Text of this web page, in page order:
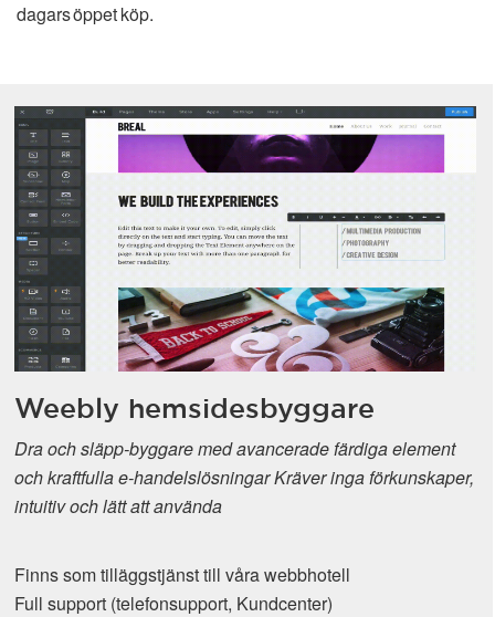
dagars öppet köp.
Weebly hemsidesbyggare
Dra och släpp-byggare med avancerade färdiga element
och kraftfulla e-handelslösningar Kräver inga förkunskaper,
intuitiv och lätt att använda
Finns som tilläggstjänst till våra webbhotell
Full support (telefonsupport, Kundcenter)